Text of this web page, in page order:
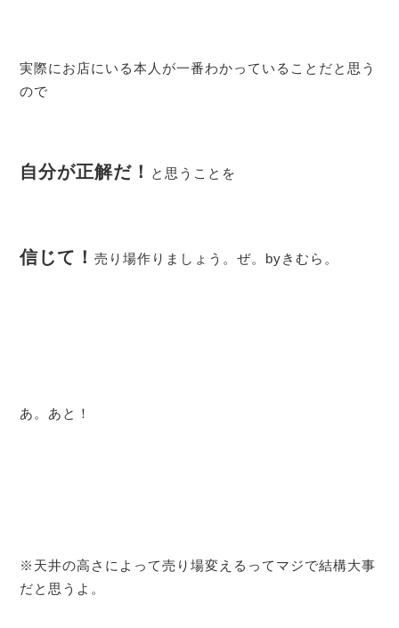
実際にお店にいる本人が一番わかっていることだと思う
ので
自分が正解だ！ と思うことを
信じて！売り場作りましょう。ぜ。byきむら。
あ。あと！
※天井の高さによって売り場変えるってマジで結構大事
だと思うよ。